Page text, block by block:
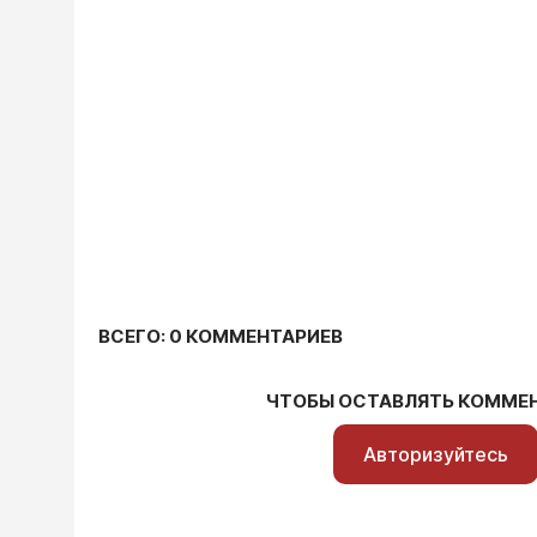
ВСЕГО: 0 КОММЕНТАРИЕВ
ЧТОБЫ ОСТАВЛЯТЬ
Авторизуйтесь